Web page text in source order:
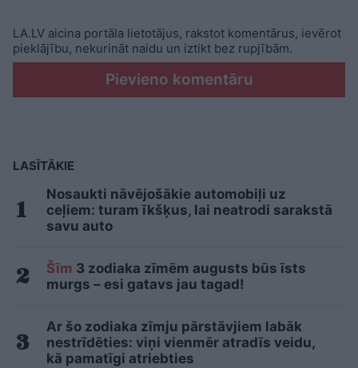
LA.LV aicina portāla lietotājus, rakstot komentārus, ievērot
pieklājību, nekurināt naidu un iztikt bez rupjībām.
Pievieno komentāru
LASĪTĀKIE
Nosaukti nāvējošākie automobiļi uz
ceļiem: turam īkšķus, lai neatrodi sarakstā
savu auto
Šīm 3 zodiaka zīmēm augusts būs īsts
murgs – esi gatavs jau tagad!
Ar šo zodiaka zīmju pārstāvjiem labāk
nestrīdēties: viņi vienmēr atradīs veidu,
kā pamatīgi atriebties